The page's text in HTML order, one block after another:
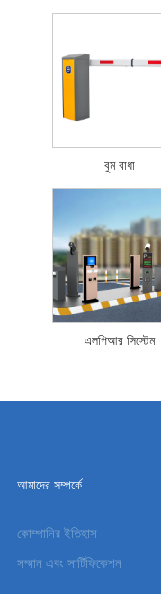
বুম বাধা
এলপিআর সিস্টেম
আমাদের সম্পর্কে
কোম্পানির ইতিহাস
সম্মান এবং সার্টিফিকেশন